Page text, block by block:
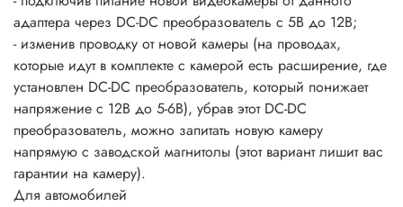
адаптера через DC-DC преобразователь с 5В до 12В;
- изменив проводку от новой камеры (на проводах,
которые идут в комплекте с камерой есть расширение, где
установлен DC-DC преобразователь, который понижает
напряжение с 12В до 5-6В), убрав этот DC-DC
преобразователь, можно запитать новую камеру
напрямую с заводской магнитолы (этот вариант лишит вас
гарантии на камеру).
Для автомобилей